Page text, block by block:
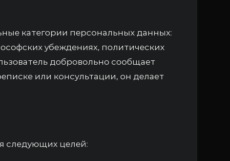
категории персональных данных:
убеждениях, политических
добровольно сообщает
или консультации, он делает
следующих целей: